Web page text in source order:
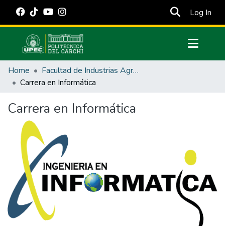
Log In
Communities & Collections
All of DSpace
Estadísticas Externas
Manuales
Home
Facultad de Industrias Agropecuarias y Ciencias Ambientales
Carrera en Informática
Carrera en Informática